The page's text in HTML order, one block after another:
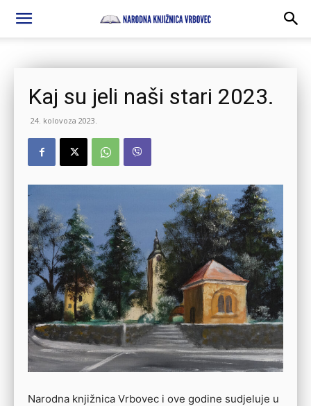
Kaj su jeli naši stari 2023.
24. kolovoza 2023.
Narodna knjižnica Vrbovec i ove godine sudjeluje u